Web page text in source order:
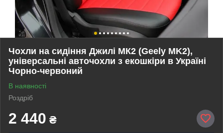
Чохли на сидіння Джилі МК2 (Geely MK2),
універсальні авточохли з екошкіри в Україні
Чорно-червоний
В наявності
Роздріб
2 440 ₴